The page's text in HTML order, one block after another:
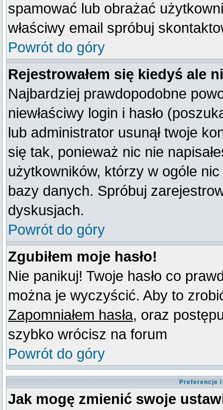
spamować lub obrażać
właściwy email spróbuj
Powrót do góry
Rejestrowałem się kiedyś ale
Najbardziej prawdopodobne
niewłaściwy login i hasło
lub administrator usunął twoje
się tak, ponieważ nic nie
użytkowników, którzy w ogóle
bazy danych. Spróbuj
dyskusjach.
Powrót do góry
Zgubiłem moje hasło!
Nie panikuj! Twoje hasło co
można je wyczyścić. Aby to
Zapomniałem hasła, oraz
szybko wrócisz na forum
Powrót do góry
Preferencje
Jak mogę zmienić swoje